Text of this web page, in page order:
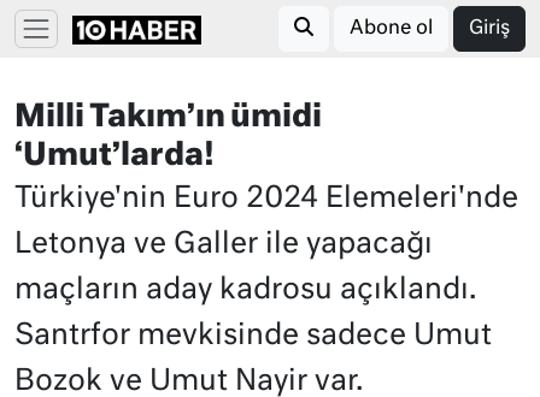
Abone ol Giriş
Milli Takım’ın ümidi
‘Umut’larda!
Türkiye'nin Euro 2024 Elemeleri'nde
Letonya ve Galler ile yapacağı
maçların aday kadrosu açıklandı.
Santrfor mevkisinde sadece Umut
Bozok ve Umut Nayir var.